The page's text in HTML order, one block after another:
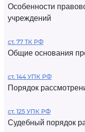
Особенности
учреждений
ст. 77 ТК РФ
Общие основания
ст. 144 УПК РФ
Порядок
ст. 125 УПК РФ
Судебный порядок